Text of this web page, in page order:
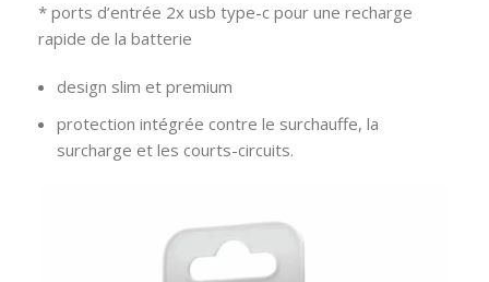
* ports d’entrée 2x usb type-c pour une recharge
rapide de la batterie
design slim et premium
protection intégrée contre le surchauffe, la
surcharge et les courts-circuits.